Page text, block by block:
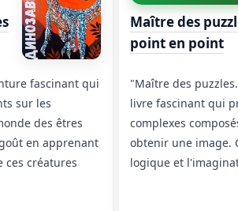
fascinant qui
sur les
des êtres
en apprenant
ces créatures
Maître des
point en point
"Maître des
livre fascinant qui
complexes
obtenir une image.
logique et